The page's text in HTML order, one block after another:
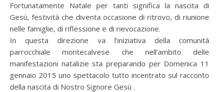
Fortunatamente Natale per tanti significa la nascita di
Gesù, festività che diventa occasione di ritrovo, di riunione
nelle famiglie, di riflessione e di rievocazione.
In questa direzione va l’iniziativa della comunità
parrocchiale montecalvese che nell’ambito delle
manifestazioni natalizie sta preparando per Domenica 11
gennaio 2015 uno spettacolo tutto incentrato sul racconto
della nascita di Nostro Signore Gesù .